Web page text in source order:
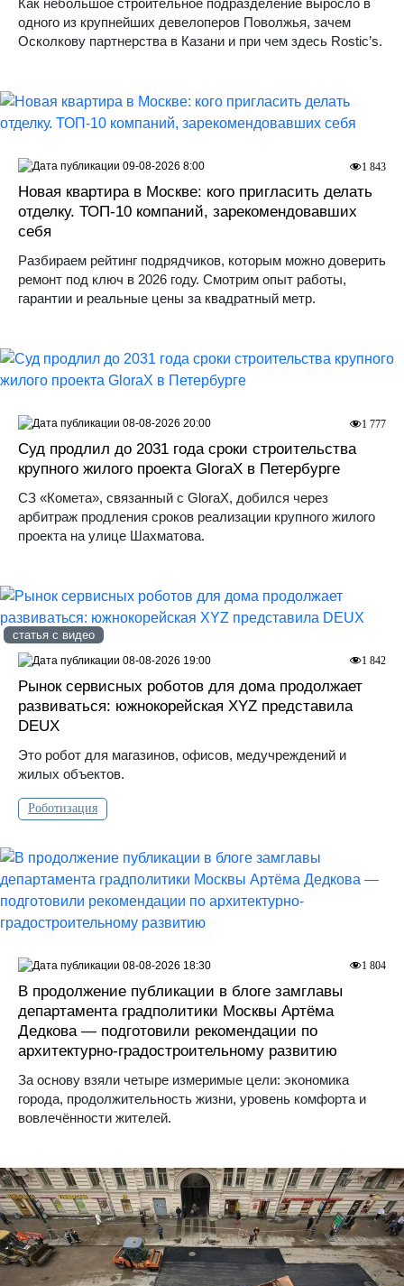
Как небольшое строительное подразделение выросло в
одного из крупнейших девелоперов Поволжья, зачем
Осколкову партнерства в Казани и при чем здесь Rostic’s.
Новая квартира в Москве: кого пригласить делать
отделку. ТОП-10 компаний, зарекомендовавших
себя
Разбираем рейтинг подрядчиков, которым можно доверить
ремонт под ключ в 2026 году. Смотрим опыт работы,
гарантии и реальные цены за квадратный метр.
1 843
09-08-2026 8:00
Суд продлил до 2031 года сроки строительства
крупного жилого проекта GloraX в Петербурге
СЗ «Комета», связанный с GloraX, добился через
арбитраж продления сроков реализации крупного жилого
проекта на улице Шахматова.
1 777
08-08-2026 20:00
статья с видео
Рынок сервисных роботов для дома продолжает
развиваться: южнокорейская XYZ представила
DEUX
Это робот для магазинов, офисов, медучреждений и
жилых объектов.
Роботизация
1 842
08-08-2026 19:00
В продолжение публикации в блоге замглавы
департамента градполитики Москвы Артёма
Дедкова — подготовили рекомендации по
архитектурно-градостроительному развитию
За основу взяли четыре измеримые цели: экономика
города, продолжительность жизни, уровень комфорта и
вовлечённости жителей.
1 804
08-08-2026 18:30